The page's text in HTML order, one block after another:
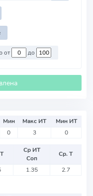
Против команд со стоимостью от до
Мин Макс ИТ
Мин ИТ
0 3 0
Ср ИТ
Соп
Ср. Т
1.35 2.7